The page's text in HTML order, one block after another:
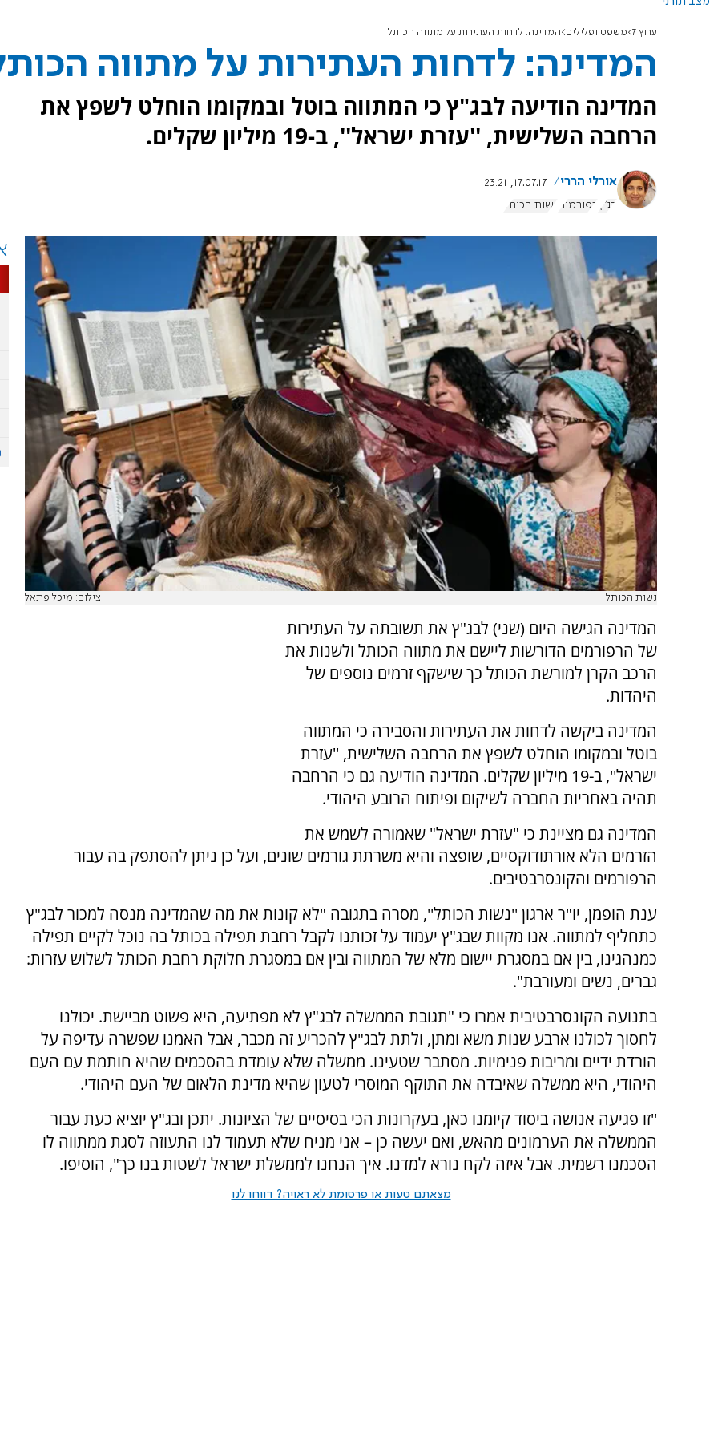
ערוץ 7 משפט ופלילים המדינה: לדחות העתירות על מתווה הכותל
המדינה: לדחות העתירות על מתווה
המדינה הודיעה לבג"ץ כי המתווה בוטל ובמקומו הוחלט לשפץ את
הרחבה השלישית, ''עזרת ישראל'', ב-19 מיליון שקלים.
אורלי הררי
17.07.17, 23:21
בג"ץ רפורמים נשות הכותל
נשות הכותל צילום: מיכל פתאל
המדינה הגישה היום (שני) לבג"ץ את תשובתה על העתירות
של הרפורמים הדורשות ליישם את מתווה הכותל ולשנות את
הרכב הקרן למורשת הכותל כך שישקף זרמים נוספים של
היהדות.
המדינה ביקשה לדחות את העתירות והסבירה כי המתווה
בוטל ובמקומו הוחלט לשפץ את הרחבה השלישית, ''עזרת
ישראל'', ב-19 מיליון שקלים. המדינה הודיעה גם כי הרחבה
תהיה באחריות החברה לשיקום ופיתוח הרובע היהודי.
המדינה גם מציינת כי "עזרת ישראל" שאמורה לשמש את
הזרמים הלא אורתודוקסיים, שופצה והיא משרתת גורמים שונים, ועל כן ניתן להסתפק בה עבור
הרפורמים והקונסרבטיבים.
ענת הופמן, יו"ר ארגון ''נשות הכותל'', מסרה בתגובה "לא קונות את מה שהמדינה מנסה למכור לבג"ץ
כתחליף למתווה. אנו מקוות שבג"ץ יעמוד על זכותנו לקבל רחבת תפילה בכותל בה נוכל לקיים תפילה
כמנהגינו, בין אם במסגרת יישום מלא של המתווה ובין אם במסגרת חלוקת רחבת הכותל לשלוש עזרות:
גברים, נשים ומעורבת".​​
בתנועה הקונסרבטיבית אמרו כי "תגובת הממשלה לבג"ץ לא מפתיעה, היא פשוט מביישת. יכולנו
לחסוך לכולנו ארבע שנות משא ומתן, ולתת לבג"ץ להכריע זה מכבר, אבל האמנו שפשרה עדיפה על
הורדת ידיים ומריבות פנימיות. מסתבר שטעינו. ממשלה שלא עומדת בהסכמים שהיא חותמת עם העם
היהודי, היא ממשלה שאיבדה את התוקף המוסרי לטעון שהיא מדינת הלאום של העם היהודי.
''זו פגיעה אנושה ביסוד קיומנו כאן, בעקרונות הכי בסיסיים של הציונות. יתכן ובג"ץ יוציא כעת עבור
הממשלה את הערמונים מהאש, ואם יעשה כן – אני מניח שלא תעמוד לנו התעוזה לסגת ממתווה לו
הסכמנו רשמית. אבל איזה לקח נורא למדנו. איך הנחנו לממשלת ישראל לשטות בנו כך", הוסיפו.
מצאתם טעות או פרסומת לא ראויה? דווחו לנו